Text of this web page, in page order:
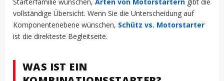
vollständige Übersicht. Wenn Sie die Unterscheidung auf
Komponentenebene wünschen, Schütz vs. Motorstarter
ist die direkteste Begleitseite.
WAS IST EIN